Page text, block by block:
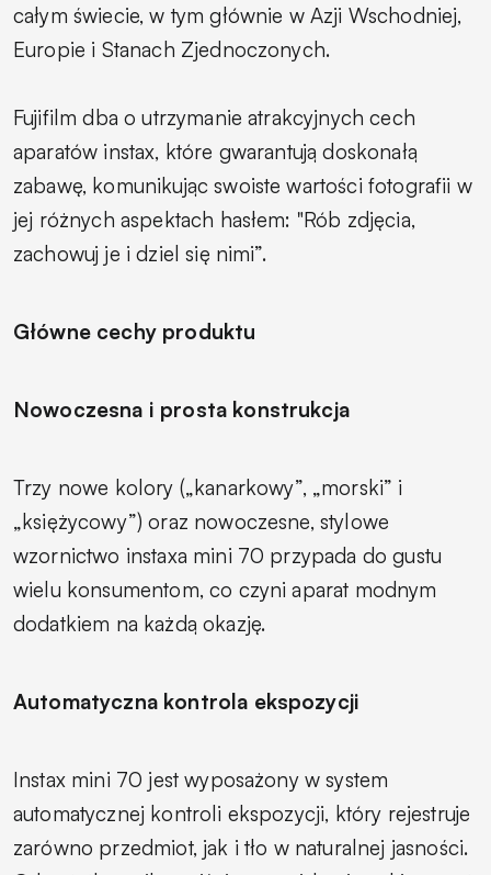
całym świecie, w tym głównie w Azji Wschodniej,
Europie i Stanach Zjednoczonych.
Fujifilm dba o utrzymanie atrakcyjnych cech
aparatów instax, które gwarantują doskonałą
zabawę, komunikując swoiste wartości fotografii w
jej różnych aspektach hasłem: "Rób zdjęcia,
zachowuj je i dziel się nimi”.
Główne cechy produktu
Nowoczesna i prosta konstrukcja
Trzy nowe kolory („kanarkowy”, „morski” i
„księżycowy”) oraz nowoczesne, stylowe
wzornictwo instaxa mini 70 przypada do gustu
wielu konsumentom, co czyni aparat modnym
dodatkiem na każdą okazję.
Automatyczna kontrola ekspozycji
Instax mini 70 jest wyposażony w system
automatycznej kontroli ekspozycji, który rejestruje
zarówno przedmiot, jak i tło w naturalnej jasności.